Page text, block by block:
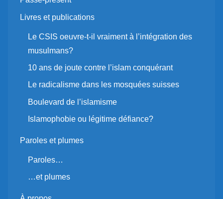
Livres et publications
Le CSIS oeuvre-t-il vraiment à l’intégration des
musulmans?
10 ans de joute contre l’islam conquérant
Le radicalisme dans les mosquées suisses
Boulevard de l’islamisme
Islamophobie ou légitime défiance?
Paroles et plumes
Paroles…
…et plumes